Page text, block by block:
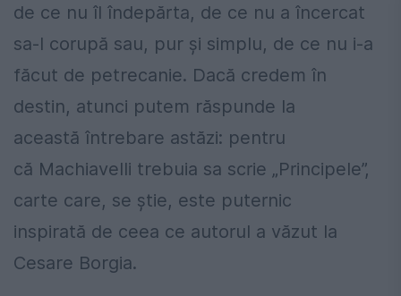
de ce nu îl îndepărta, de ce nu a încercat
sa-l corupă sau, pur și simplu, de ce nu i-a
făcut de petrecanie. Dacă credem în
destin, atunci putem răspunde la
această întrebare astăzi: pentru
că Machiavelli trebuia sa scrie „Principele”,
carte care, se știe, este puternic
inspirată de ceea ce autorul a văzut la
Cesare Borgia.